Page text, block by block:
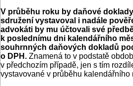
V průběhu roku by daňové
sdružení vystavoval i nadále
advokáti by mu účtovali své
k poslednímu dni kalendářního
souhrnných daňových dokladů
o DPH. Znamená to v podstatě
v předchozím případě, jen s tím
vystavované v průběhu kalendářního